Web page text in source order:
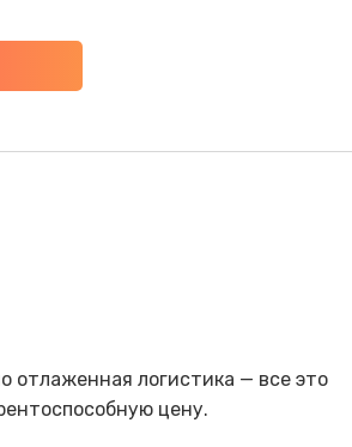
отлаженная логистика — все это
цену.